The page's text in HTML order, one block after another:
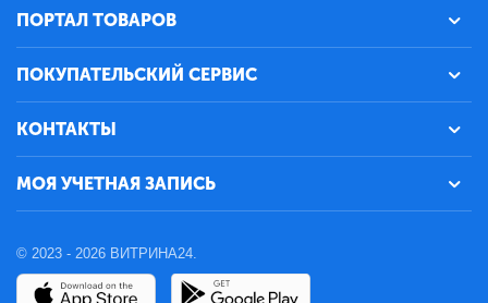
ПОРТАЛ ТОВАРОВ
ПОКУПАТЕЛЬСКИЙ СЕРВИС
КОНТАКТЫ
МОЯ УЧЕТНАЯ ЗАПИСЬ
© 2023 - 2026 ВИТРИНА24.